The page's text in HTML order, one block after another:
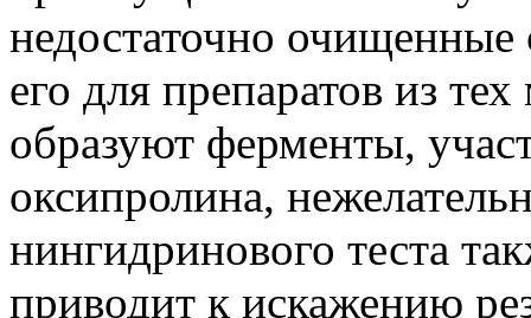
недостаточно очищенные
его для препаратов из
образуют ферменты,
оксипролина,
нингидринового теста
приводит к искажению